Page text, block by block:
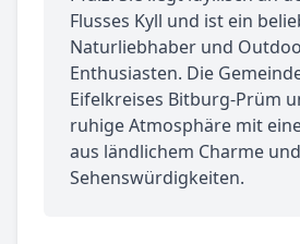
Flusses Kyll und ist ein
Naturliebhaber und
Enthusiasten. Die
Eifelkreises Bitburg-Prüm
ruhige Atmosphäre mit
aus ländlichem Charme
Sehenswürdigkeiten.